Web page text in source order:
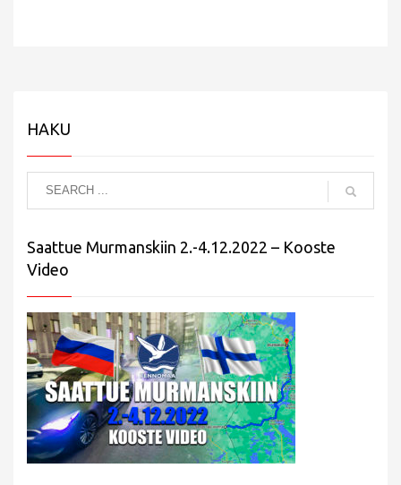
HAKU
Saattue Murmanskiin 2.-4.12.2022 – Kooste
Video